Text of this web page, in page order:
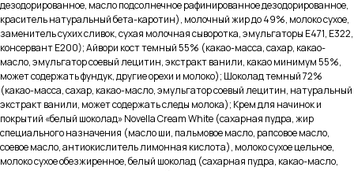
дезодорированное, масло подсолнечное рафинированное дезодорированное,
краситель натуральный бета-каротин), молочный жир до 49%, молоко сухое,
заменитель сухих сливок, сухая молочная сыворотка, эмульгаторы Е471, Е322,
консервант Е200); Айвори кост темный 55% (какао-масса, сахар, какао-
масло, эмульгатор соевый лецитин, экстракт ванили, какао минимум 55%,
может содержать фундук, другие орехи и молоко); Шоколад темный 72%
(какао-масса, сахар, какао-масло, эмульгатор соевый лецитин, натуральный
экстракт ванили, может содержать следы молока); Крем для начинок и
покрытий «белый шоколад» Novella Cream White (сахарная пудра, жир
специального назначения (масло ши, пальмовое масло, рапсовое масло,
соевое масло, антиокислитель лимонная кислота), молоко сухое цельное,
молоко сухое обезжиренное, белый шоколад (сахарная пудра, какао-масло,
Контакты
+7(911) 908-54-40
Каталог
О производстве
О компании
Партнерам
Вакансии
Доставка и оплата
Контакты